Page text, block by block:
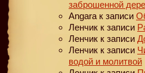
заброшенной
Angara к записи
Ленчик к записи
Ленчик к записи
Ленчик к записи
водой и молитвой